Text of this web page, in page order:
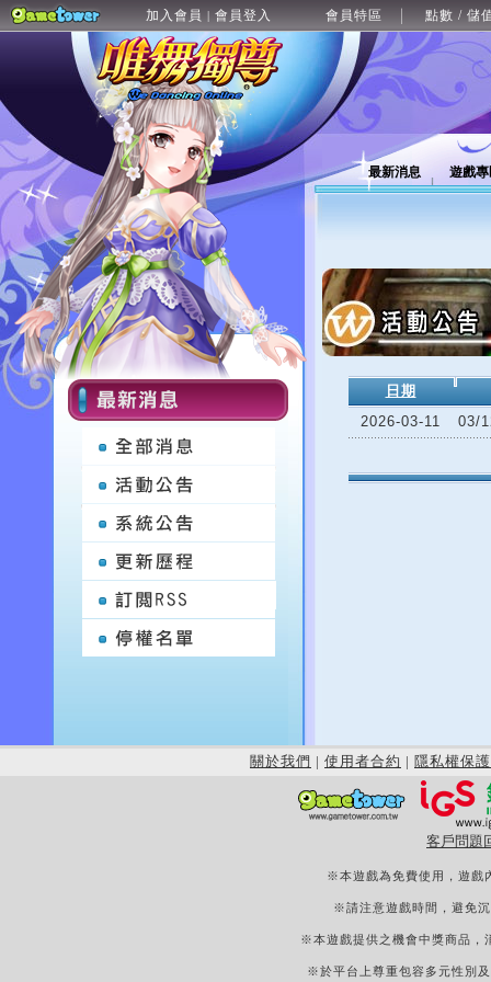
加入會員 | 會員登入 會員特區 點數 / 儲
最新消息 遊戲
日期
2026-03-11
03/
關於我們 | 使用者合約 | 隱私權保護
客戶問題
※本遊戲為免費使用，遊戲
※請注意遊戲時間，避免
※本遊戲提供之機會中獎商品，
※於平台上尊重包容多元性別